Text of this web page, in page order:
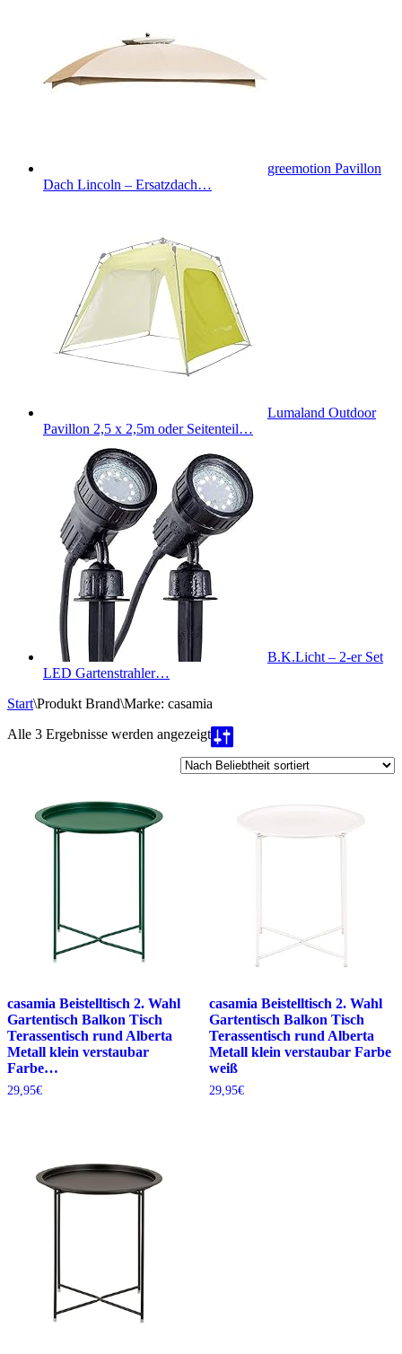
greemotion Pavillon
Dach Lincoln – Ersatzdach…
Lumaland Outdoor
Pavillon 2,5 x 2,5m oder Seitenteil…
B.K.Licht – 2-er Set
LED Gartenstrahler…
Start\Produkt Brand\Marke: casamia
Alle 3 Ergebnisse werden angezeigtNach
Beliebtheit
sortiert
casamia Beistelltisch 2. Wahl
Gartentisch Balkon Tisch
Terassentisch rund Alberta
Metall klein verstaubar
Farbe…
29,95€
casamia Beistelltisch 2. Wahl
Gartentisch Balkon Tisch
Terassentisch rund Alberta
Metall klein verstaubar Farbe
weiß
29,95€